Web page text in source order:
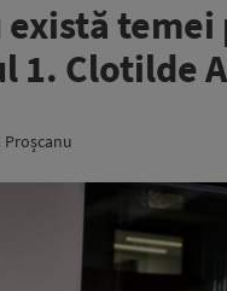
există
1. Clotilde
Proșcanu